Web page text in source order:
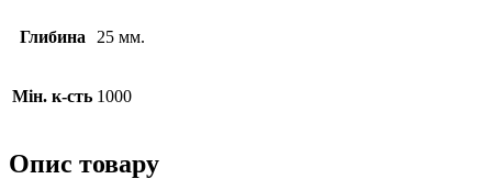
Глибина 25 мм.
Мін. к-сть 1000
Опис товару